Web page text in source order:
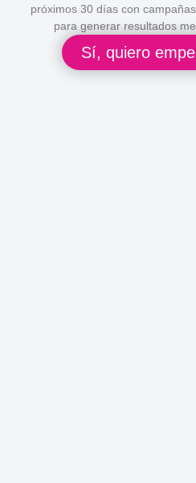
próximos 30 días con
para generar resultados
Sí, quiero